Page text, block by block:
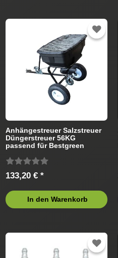
Anhängestreuer Salzstreuer
Düngerstreuer 56KG
passend für Bestgreen
133,20 € *
In den Warenkorb